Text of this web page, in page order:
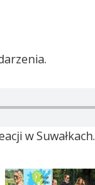
w Suwałkach.